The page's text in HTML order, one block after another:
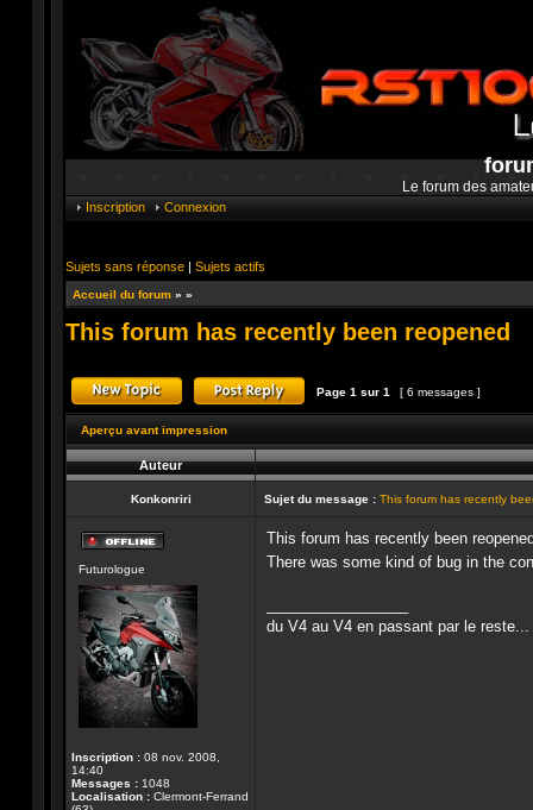
Le forum des
Inscription Connexion
Sujets sans réponse | Sujets actifs
Accueil du forum » »
This forum has recently been reopened
Publier un nouveau sujetRépondre au sujet
Page 1 sur 1 [ 6 messages ]
Aperçu avant impression
Auteur
Konkonriri Sujet du message : This forum has recently
Futurologue
Inscription : 08 nov. 2008,
14:40
Messages : 1048
Localisation : Clermont-Ferrand
This forum has recently been
There was some kind of bug in the
du V4 au V4 en passant par le reste...